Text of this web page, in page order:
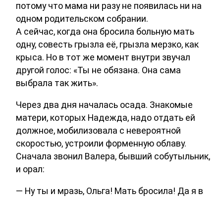
потому что мама ни разу не появилась ни на
одном родительском собрании.
А сейчас, когда она бросила больную мать
одну, совесть грызла её, грызла мерзко, как
крыса. Но в тот же момент внутри звучал
другой голос: «Ты не обязана. Она сама
выбрала так жить».
Через два дня началась осада. Знакомые
матери, которых Надежда, надо отдать ей
должное, мобилизовала с невероятной
скоростью, устроили форменную облаву.
Сначала звонил Валера, бывший собутыльник,
и орал:
— Ну ты и мразь, Ольга! Мать бросила! Да я в